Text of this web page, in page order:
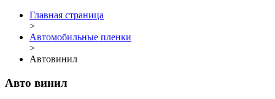
Главная страница
>
Автомобильные пленки
>
Автовинил
Авто винил